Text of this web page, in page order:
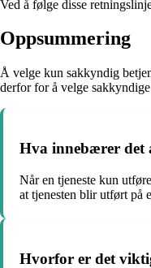
Ved å følge disse
Oppsummering
Å velge kun sakkyndig
derfor for å velge
Hva innebærer det
Når en tjeneste kun
at tjenesten blir utført på
Hvorfor er det